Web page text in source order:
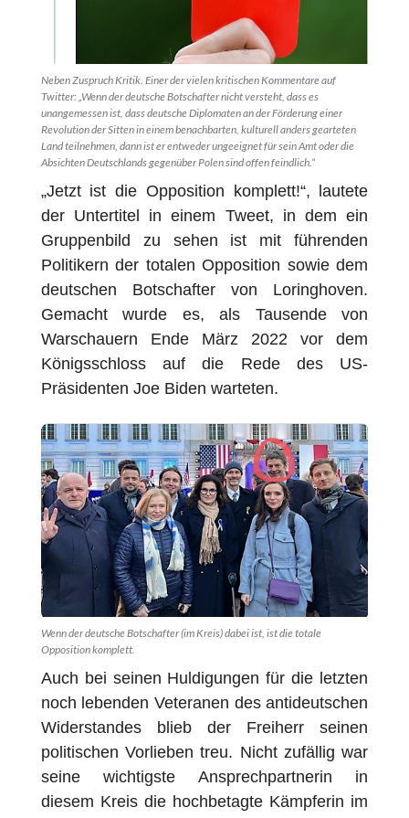
Neben Zuspruch Kritik. Einer der vielen kritischen Kommentare auf
Twitter: „Wenn der deutsche Botschafter nicht versteht, dass es
unangemessen ist, dass deutsche Diplomaten an der Förderung einer
Revolution der Sitten in einem benachbarten, kulturell anders gearteten
Land teilnehmen, dann ist er entweder ungeeignet für sein Amt oder die
Absichten Deutschlands gegenüber Polen sind offen feindlich.“
„Jetzt ist die Opposition komplett!“, lautete
der Untertitel in einem Tweet, in dem ein
Gruppenbild zu sehen ist mit führenden
Politikern der totalen Opposition sowie dem
deutschen Botschafter von Loringhoven.
Gemacht wurde es, als Tausende von
Warschauern Ende März 2022 vor dem
Königsschloss auf die Rede des US-
Präsidenten Joe Biden warteten.
Wenn der deutsche Botschafter (im Kreis) dabei ist, ist die totale
Opposition komplett.
Auch bei seinen Huldigungen für die letzten
noch lebenden Veteranen des antideutschen
Widerstandes blieb der Freiherr seinen
politischen Vorlieben treu. Nicht zufällig war
seine wichtigste Ansprechpartnerin in
diesem Kreis die hochbetagte Kämpferin im